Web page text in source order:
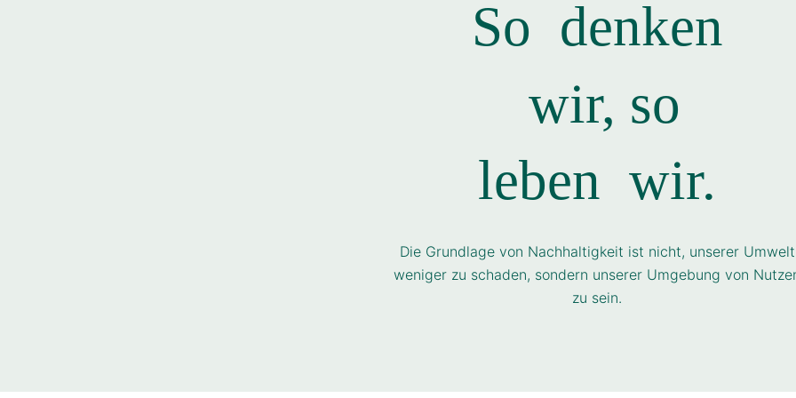
So denken
wir, so
leben wir.
Die Grundlage von Nachhaltigkeit ist nicht, unserer Umwelt
weniger zu schaden, sondern unserer Umgebung von
zu sein.